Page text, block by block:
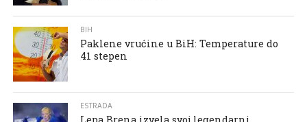
BIH
Paklene vrućine u BiH: Temperature do
41 stepen
ESTRADA